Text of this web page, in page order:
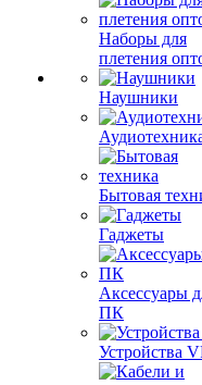
Наборы для
плетения
Наушники
Бытовая
Гаджеты
Аксессуары
ПК
Устройства